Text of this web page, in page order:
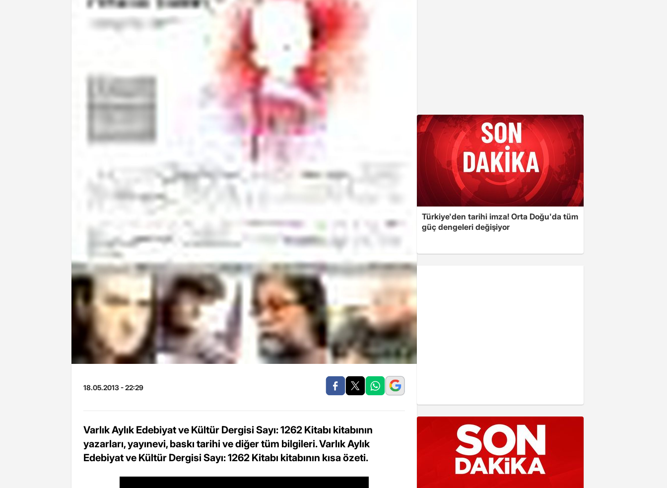
18.05.2013 - 22:29
Varlık Aylık Edebiyat ve Kültür Dergisi Sayı: 1262 Kitabı kitabının
yazarları, yayınevi, baskı tarihi ve diğer tüm bilgileri. Varlık Aylık
Edebiyat ve Kültür Dergisi Sayı: 1262 Kitabı kitabının kısa özeti.
Türkiye'den tarihi imza! Orta Doğu'da tüm
güç dengeleri değişiyor